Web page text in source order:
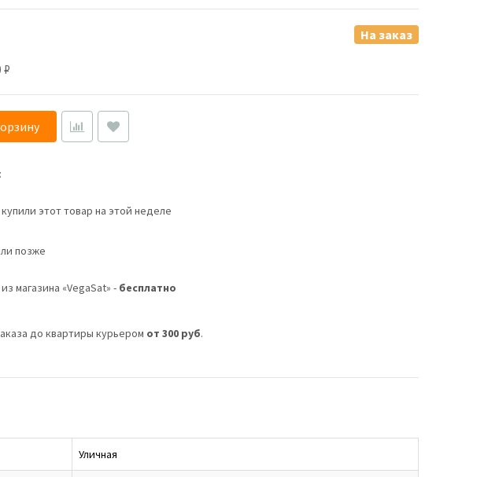
₽
На заказ
этот товар на этой неделе
позже
магазина «VegaSat» - бесплатно
до квартиры курьером от 300 руб.
Уличная